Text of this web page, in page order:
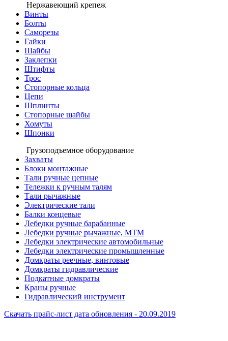
Нержавеющий крепеж
Винты
Болты
Саморезы
Гайки
Шайбы
Заклепки
Штифты
Трос
Стопорные кольца
Цепи
Шплинты
Стопорные шайбы
Хомуты
Шпонки
Грузоподъемное оборудование
Захваты
Блоки монтажные
Тали ручные цепные
Тележки к ручным талям
Тали рычажные
Электрические тали
Балки концевые
Лебедки ручные барабанные
Лебедки ручные рычажные, МТМ
Лебедки электрические автомобильные
Лебедки электрические промышленные
Домкраты реечные, винтовые
Домкраты гидравлические
Подкатные домкраты
Краны ручные
Гидравлический инструмент
Скачать прайс-лист дата обновления - 20.09.2019